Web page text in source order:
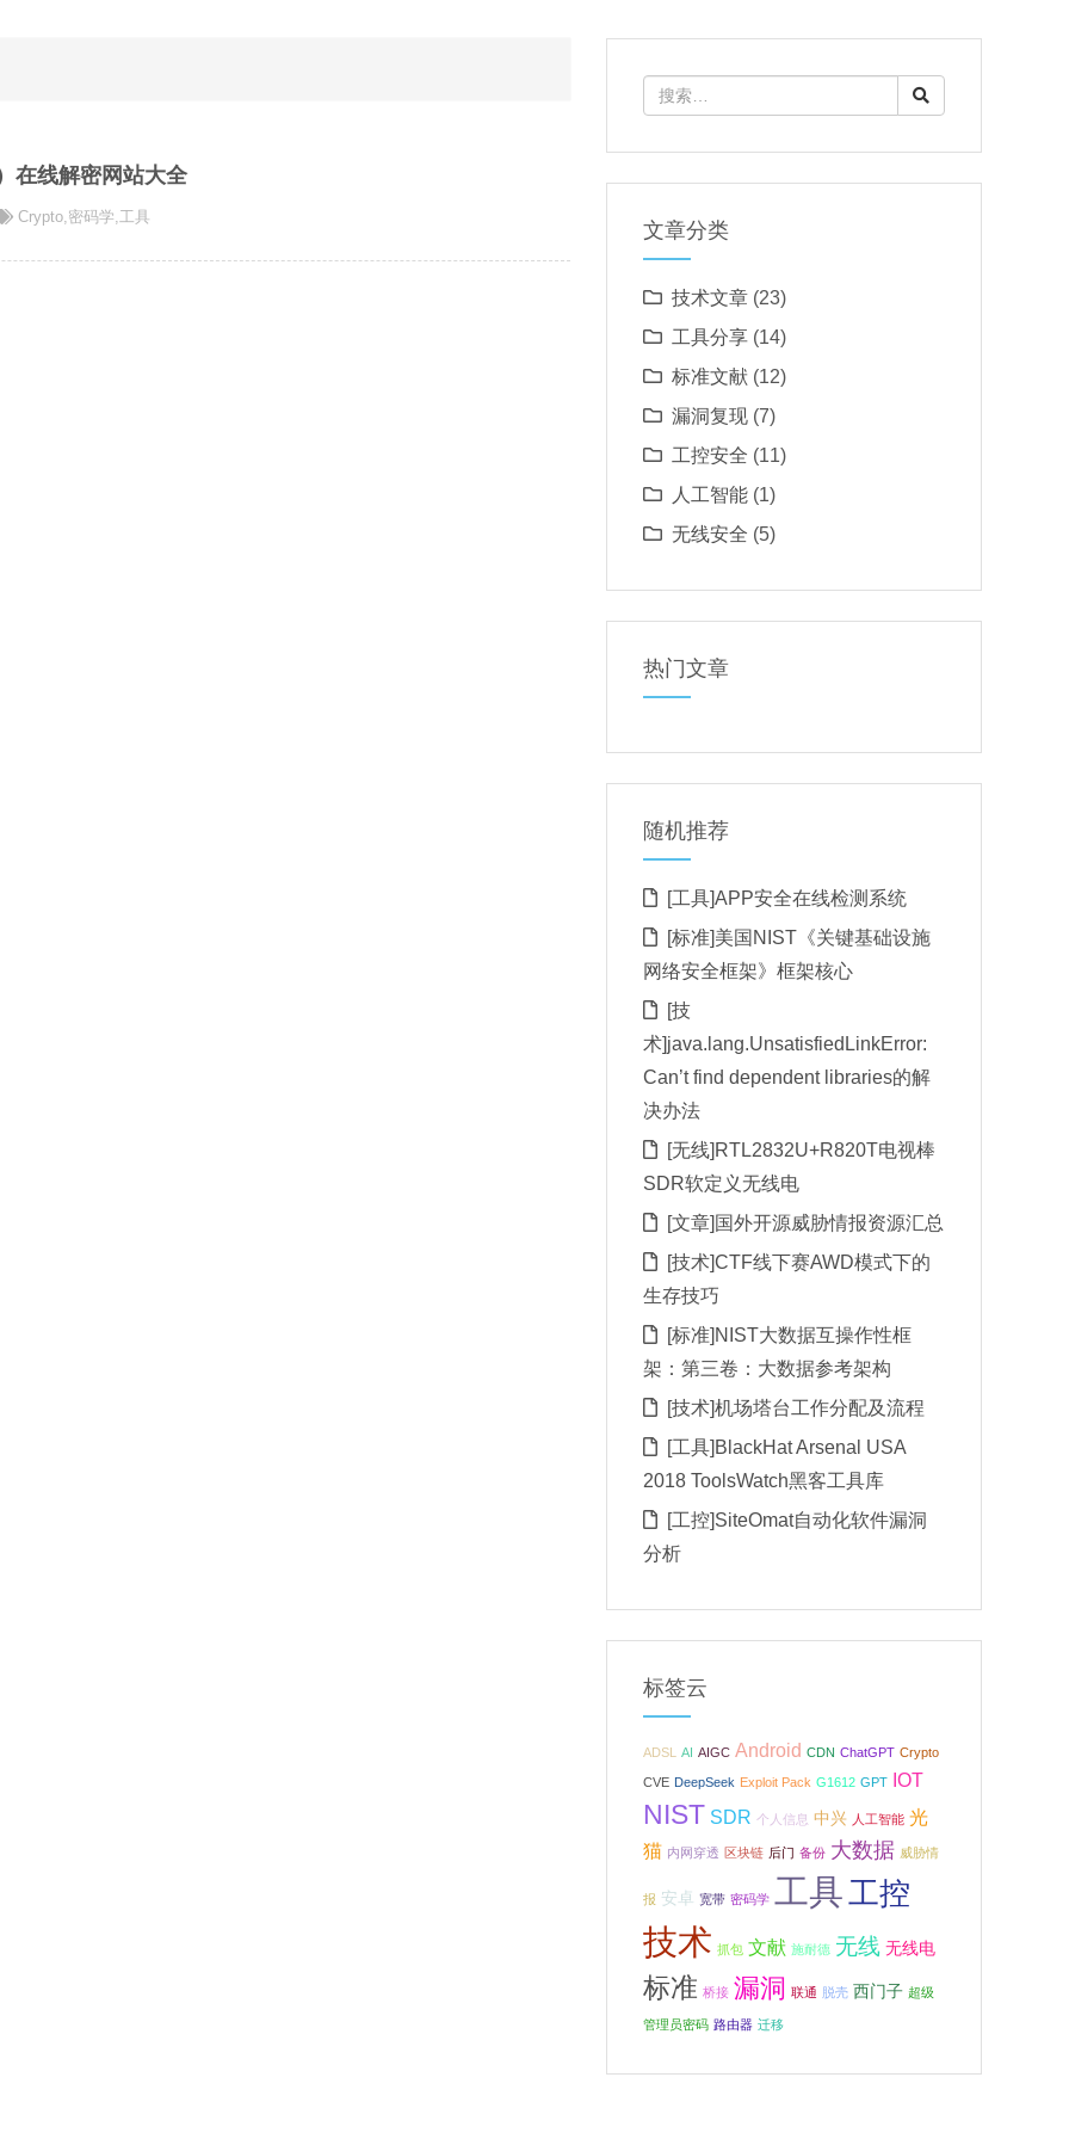
在线解密网站大全
Crypto,密码学,工具
文章分类
技术文章(23)
工具分享(14)
标准文献(12)
漏洞复现(7)
工控安全 (11)
人工智能(1)
无线安全 (5)
热门文章
随机推荐
[工具]APP安全在线检测系统
[标准]美国NIST《关键基础设施
网络安全框架》框架核心
[技
术]java.lang.UnsatisfiedLinkError:
Can’t find dependent libraries的解
决办法
[无线]RTL2832U+R820T电视棒
SDR软定义无线电
[文章]国外开源威胁情报资源汇总
[技术]CTF线下赛AWD模式下的
生存技巧
[标准]NIST大数据互操作性框
架：第三卷：大数据参考架构
[技术]机场塔台工作分配及流程
[工具]BlackHat Arsenal USA
2018 ToolsWatch黑客工具库
[工控]SiteOmat自动化软件漏洞
分析
标签云
ADSL AI AIGC Android CDN ChatGPT Crypto
CVE DeepSeek Exploit Pack G1612 GPT IOT
NIST SDR 个人信息 中兴 人工智能 光
猫 内网穿透 区块链 后门 备份 大数据 威胁情
报 安卓 宽带 密码学 工具工控
技术 抓包 文献 施耐德 无线 无线电
标准 桥接 漏洞 联通 脱壳 西门子 超级
管理员密码 路由器 迁移